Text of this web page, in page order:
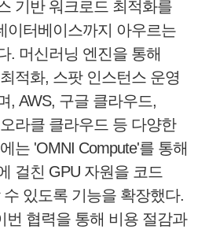
기반 워크로드 최적화를
이터베이스까지 아우르는
. 머신러닝 엔진을 통해
적화, 스팟 인스턴스 운영
, AWS, 구글 클라우드,
라클 클라우드 등 다양한
는 'OMNI Compute'를 통해
걸친 GPU 자원을 코드
있도록 기능을 확장했다.
번 협력을 통해 비용 절감과